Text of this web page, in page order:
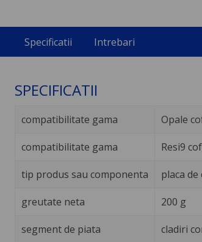
Specificatii Intrebari
SPECIFICATII
compatibilitate gama Opale
compatibilitate gama Resi9
tip produs sau componenta placa
greutate neta 200 g
segment de piata cladiri